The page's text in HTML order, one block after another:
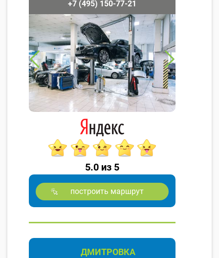
+7 (495) 150-77-21
5.0 из 5
построить маршрут
ДМИТРОВКА